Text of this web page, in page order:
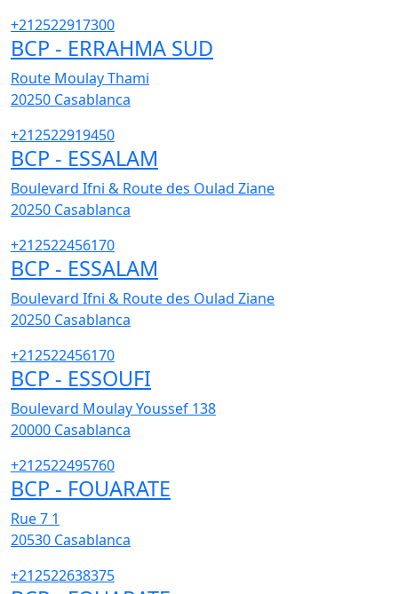
+212522917300
BCP - ERRAHMA SUD
Route Moulay Thami
20250 Casablanca
+212522919450
BCP - ESSALAM
Boulevard Ifni & Route des Oulad Ziane
20250 Casablanca
+212522456170
BCP - ESSALAM
Boulevard Ifni & Route des Oulad Ziane
20250 Casablanca
+212522456170
BCP - ESSOUFI
Boulevard Moulay Youssef 138
20000 Casablanca
+212522495760
BCP - FOUARATE
Rue 7 1
20530 Casablanca
+212522638375